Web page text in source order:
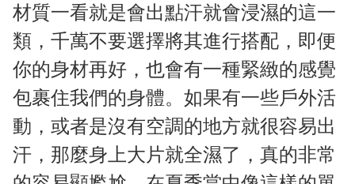
材質一看就是會出點汗就會浸濕的這一
類，千萬不要選擇將其進行搭配，即便
你的身材再好，也會有一種緊緻的感覺
包裹住我們的身體。如果有一些戶外活
動，或者是沒有空調的地方就很容易出
汗，那麼身上大片就全濕了，真的非常